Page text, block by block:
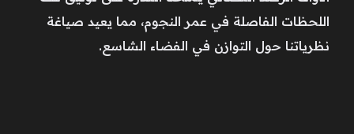
اللحظات الفاصلة في عمر النجوم، مما يعيد صياغة
نظرياتنا حول التوازن في الفضاء الشاسع.